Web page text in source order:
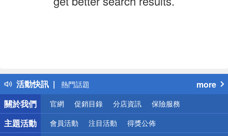
活動快訊
得獎公告
熱門話題
銀行優惠
偏遠地區配送
詐騙網頁！請小心！
more
關於我們
官網 促銷目錄 分店資訊 保險服務
主題活動 會員活動 注目活動 得獎公佈